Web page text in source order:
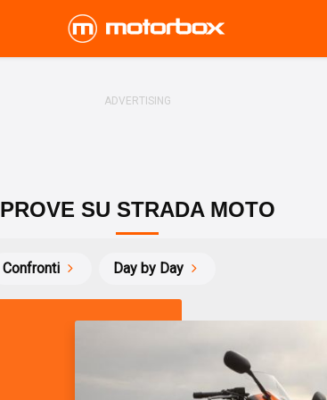
PROVE SU STRADA MOTO
Confronti Day by Day